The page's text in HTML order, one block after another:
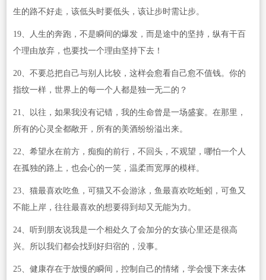
生的路不好走，该低头时要低头，该让步时需让步。
19、人生的奔跑，不是瞬间的爆发，而是途中的坚持，纵有干百
个理由放弃，也要找一个理由坚持下去！
20、不要总把自己与别人比较，这样会愈看自己愈不值钱。你的
指纹一样，世界上的每一个人都是独一无二的？
21、以往，如果我没有记错，我的生命曾是一场盛宴。在那里，
所有的心灵全都敞开，所有的美酒纷纷溢出来。
22、希望永在前方，痴痴的前行，不回头，不观望，哪怕一个人
在孤独的路上，也会心的一笑，温柔而宽厚的模样。
23、猫最喜欢吃鱼，可猫又不会游泳，鱼最喜欢吃蚯蚓，可鱼又
不能上岸，往往最喜欢的想要得到却又无能为力。
24、听到朋友说我是一个相处久了会加分的女孩心里还是很高
兴。所以我们都会找到好归宿的，没事。
25、健康存在于放慢的瞬间，控制自己的情绪，学会慢下来去体